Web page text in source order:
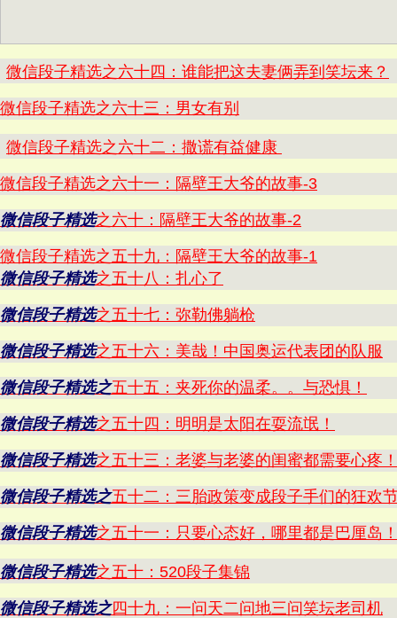
微信段子精选之六十四：谁能把这夫妻俩弄到笑坛来？
微信段子精选之六十三：男女有别
微信段子精选之六十二：撒谎有益健康
微信段子精选之六十一：隔壁王大爷的故事-3
微信段子精选之六十：隔壁王大爷的故事-2
微信段子精选之五十九：隔壁王大爷的故事-1
微信段子精选之五十八：扎心了
微信段子精选之五十七：弥勒佛躺枪
微信段子精选之五十六：美哉！中国奥运代表团的队服
微信段子精选之五十五：夹死你的温柔。。与恐惧！
微信段子精选之五十四：明明是太阳在耍流氓！
微信段子精选之五十三：老婆与老婆的闺蜜都需要心疼
微信段子精选之五十二：三胎政策变成段子手们的狂欢
微信段子精选之五十一：只要心态好，哪里都是巴厘岛
微信段子精选之五十：520段子集锦
微信段子精选之四十九：一问天二问地三问笑坛老司机